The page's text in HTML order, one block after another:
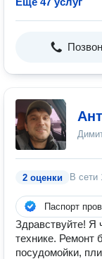
2 оценки В сети
Паспорт
Здравствуйте! Я
технике. Ремонт
посудомойки,